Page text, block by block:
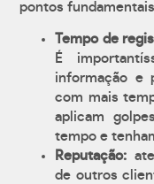
pontos
Tempo de
É
informação e
com mais
aplicam
tempo e
Reputação:
de outros